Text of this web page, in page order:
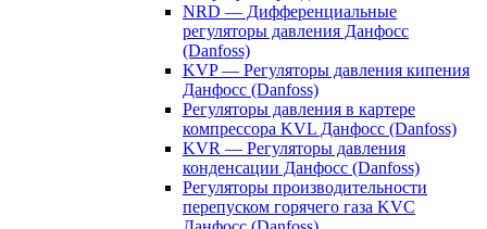
NRD — Дифференциальные
регуляторы давления Данфосс
(Danfoss)
KVP — Регуляторы давления кипения
Данфосс (Danfoss)
Регуляторы давления в картере
компрессора KVL Данфосс (Danfoss)
KVR — Регуляторы давления
конденсации Данфосс (Danfoss)
Регуляторы производительности
перепуском горячего газа KVC